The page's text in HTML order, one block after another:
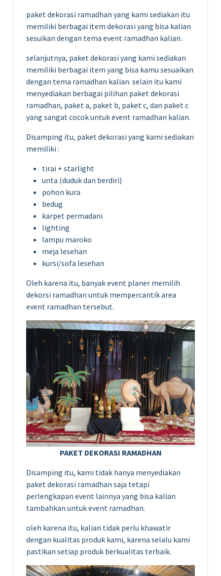
paket dekorasi ramadhan yang kami sediakan itu
memiliki berbagai item dekorasi yang bisa kalian
sesuikan dengan tema event ramadhan kalian.
selanjutnya, paket dekorasi yang kami sediakan
memiliki berbagai item yang bisa kamu sesuaikan
dengan tema ramadhan kalian. selain itu kami
menyediakan berbagai pilihan paket dekorasi
ramadhan, paket a, paket b, paket c, dan paket c
yang sangat cocok untuk event ramadhan kalian.
Disamping itu, paket dekorasi yang kami sediakan
memiliki :
tirai + starlight
unta (duduk dan berdiri)
pohon kura
bedug
karpet permadani
lighting
lampu maroko
meja lesehan
kursi/sofa lesehan
Oleh karena itu, banyak event planer memilih
dekorsi ramadhan untuk mempercantik area
event ramadhan tersebut.
PAKET DEKORASI RAMADHAN
Disamping itu, kami tidak hanya menyediakan
paket dekorasi ramadhan saja tetapi
perlengkapan event lainnya yang bisa kalian
tambahkan untuk event ramadhan.
oleh karena itu, kalian tidak perlu khawatir
dengan kualitas produk kami, karena selalu kami
pastikan setiap produk berkualitas terbaik.